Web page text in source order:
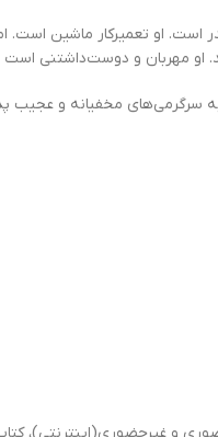
او تعمیرکار ماشین است.
او مهربان و دوست‌داشتنی
مخفیانه و عجیب